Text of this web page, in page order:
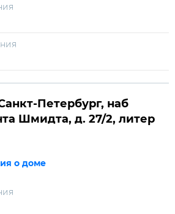
Петербург, наб
Шмидта, д. 27/2, литер
о доме